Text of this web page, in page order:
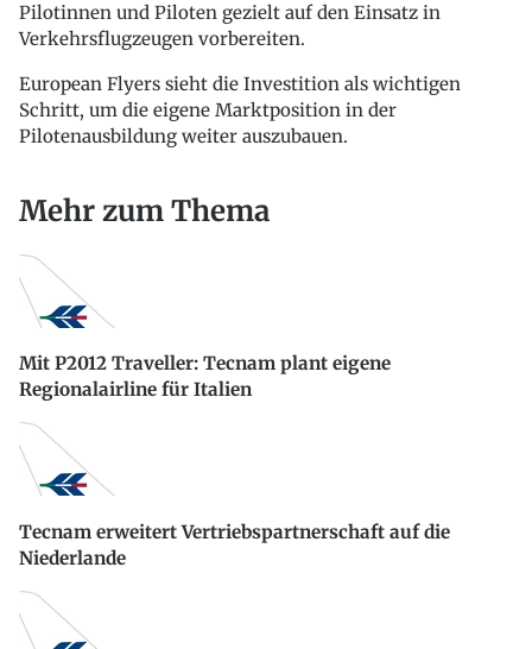
Pilotinnen und Piloten gezielt auf den Einsatz in
Verkehrsflugzeugen vorbereiten.
European Flyers sieht die Investition als wichtigen
Schritt, um die eigene Marktposition in der
Pilotenausbildung weiter auszubauen.
Mehr zum Thema
Mit P2012 Traveller: Tecnam plant eigene
Regionalairline für Italien
Tecnam erweitert Vertriebspartnerschaft auf die
Niederlande